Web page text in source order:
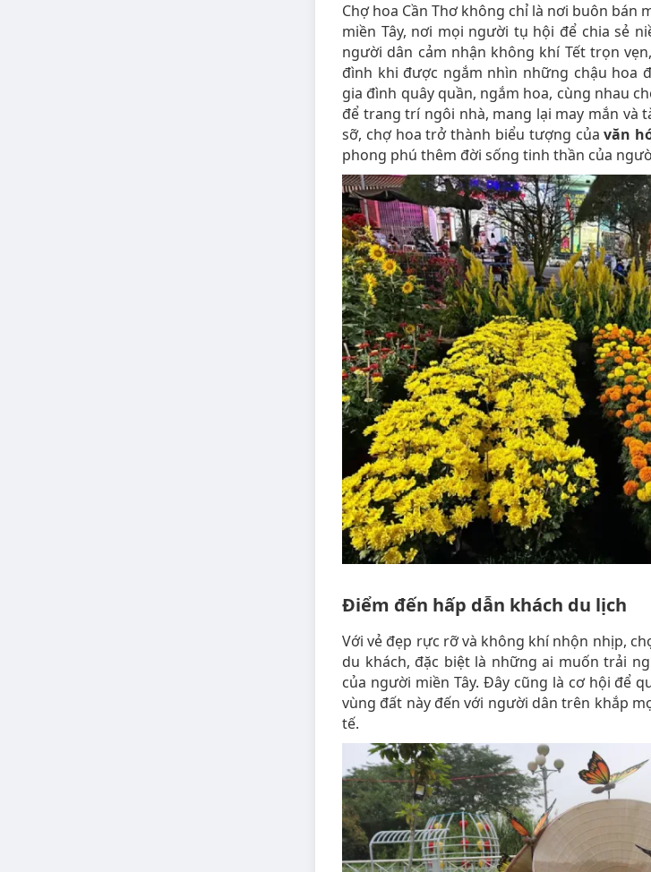
Chợ hoa Cần Thơ không chỉ là nơi buôn bán
miền Tây, nơi mọi người tụ hội để chia sẻ
người dân cảm nhận không khí Tết trọn
đình khi được ngắm nhìn những chậu hoa
gia đình quây quần, ngắm hoa, cùng nhau
để trang trí ngôi nhà, mang lại may mắn và
sỡ, chợ hoa trở thành biểu tượng củavăn
phong phú thêm đời sống tinh thần của
Điểm đến hấp dẫn khách du lịch
Với vẻ đẹp rực rỡ và không khí nhộn nhịp,
du khách, đặc biệt là những ai muốn trải
của người miền Tây. Đây cũng là cơ hội để
vùng đất này đến với người dân trên khắp
tế.